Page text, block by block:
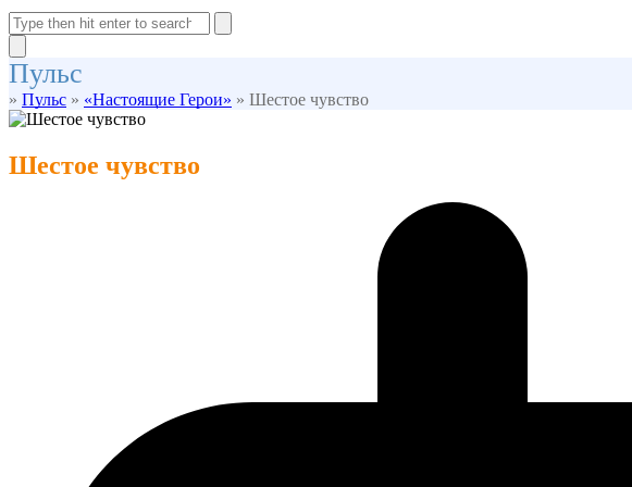
mobile
menu
mobile
menu
Search
Close
search
Пульс
» Пульс » «Настоящие Герои» » Шестое чувство
Шестое чувство